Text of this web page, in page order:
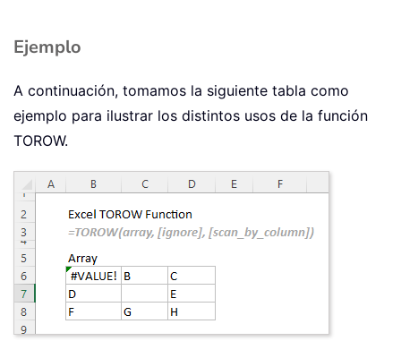
Ejemplo
A continuación, tomamos la siguiente tabla como
ejemplo para ilustrar los distintos usos de la función
TOROW.